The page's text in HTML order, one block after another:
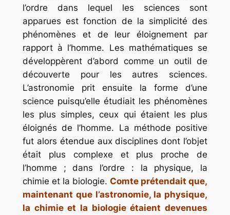
l’ordre dans lequel les sciences sont
apparues est fonction de la simplicité des
phénomènes et de leur éloignement par
rapport à l’homme. Les mathématiques se
développèrent d’abord comme un outil de
découverte pour les autres sciences.
L’astronomie prit ensuite la forme d’une
science puisqu’elle étudiait les phénomènes
les plus simples, ceux qui étaient les plus
éloignés de l’homme. La méthode positive
fut alors étendue aux disciplines dont l’objet
était plus complexe et plus proche de
l’homme ; dans l’ordre : la physique, la
chimie et la biologie.Comte prétendait que,
maintenant que l’astronomie, la physique,
la chimie et la biologie étaient devenues